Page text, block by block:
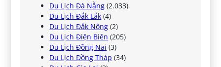
Du Lịch Đà Nẵng (2.033)
Du Lịch Đắk Lắk (4)
Du Lịch Đắk Nông (2)
Du Lịch Điện Biên (205)
Du Lịch Đồng Nai (3)
Du Lịch Đồng Tháp (34)